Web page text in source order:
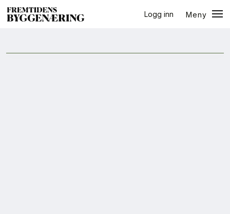
Logg inn
Meny
Arendalsuka